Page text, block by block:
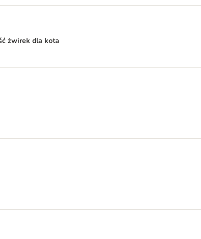
żwirek dla kota